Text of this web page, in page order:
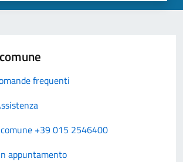
frequenti
+39 015 2546400
appuntamento